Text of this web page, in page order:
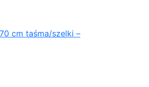
cm taśma/szelki –